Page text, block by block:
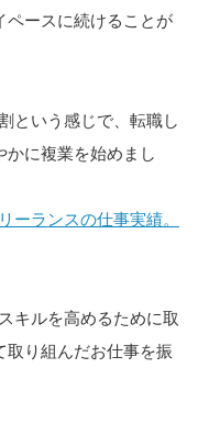
ペースに続けることが
という感じで、転職し
に複業を始めまし
ーランスの仕事実績。
キルを高めるために取
取り組んだお仕事を振